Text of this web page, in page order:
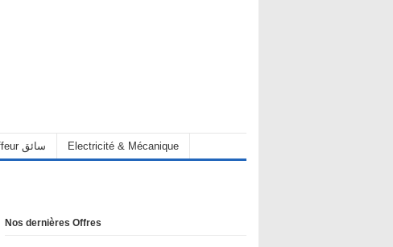
Chauffeur سائق Electricité & Mécanique
Nos dernières Offres